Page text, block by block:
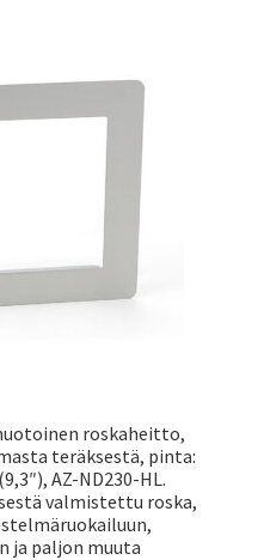
roskaheitto,
teräksestä, pinta:
AZ-ND230-HL.
valmistettu roska,
ja paljon muuta